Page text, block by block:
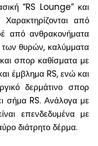
“RS Lounge” και
από
από ανθρακονήματα
θυρών, καλύμματα
σπορ καθίσματα με
έμβλημα RS, ενώ και
δερμάτινο σπορ
σήμα RS. Ανάλογα με
επενδεδυμένα με
διάτρητο δέρμα.